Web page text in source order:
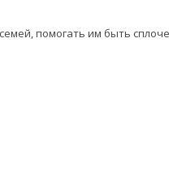
помогать им быть